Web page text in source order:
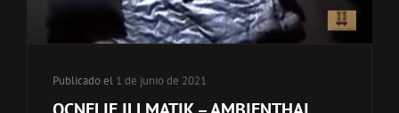
Publicado el 1 de junio de 2021